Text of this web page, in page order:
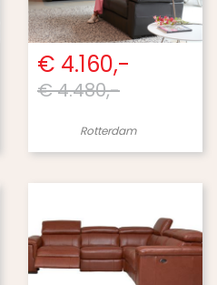
€ 4.160,-
€ 4.480,-
Rotterdam